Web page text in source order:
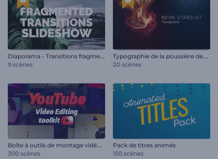
D
iaporama - Transitions fragmentées
9 scènes
T
ypographie de la poussière des étoiles de néon
20 scènes
B
oîte à outils de montage vidéo YouTube
300 scènes
Pack de titres animés
150 scènes